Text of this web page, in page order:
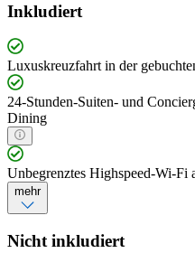
Inkludiert
Luxuskreuzfahrt in der
24-Stunden-Suiten- und
Dining
Unbegrenztes Highspeed-Wi-Fi
mehr
Nicht inkludiert